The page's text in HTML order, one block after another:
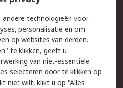
Email veiligheid
Websitevoorwaarden
andere technologieën voor
personalisatie en om
op websites van derden.
te klikken, geeft u
van niet-essentiële
selecteren door te klikken op
niet wilt, klikt u op "Alles